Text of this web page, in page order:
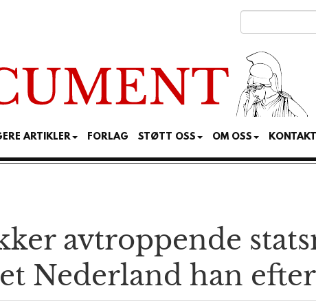
ARTIKLER FORLAG STØTT OSS OM OSS
av­troppende
Neder­land han